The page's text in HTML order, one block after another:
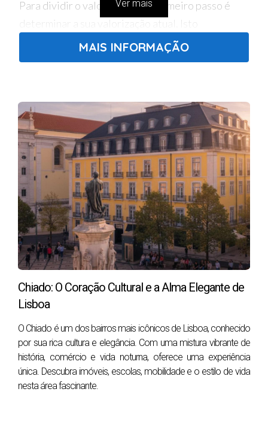
Para dividir o valor da casa, o primeiro passo é
determinar a sua valorização atual. Isto
geralmente é feito através de uma avaliação
imobiliária realizada por um profissional
bens aplicado ao casamento.
Quais Critérios São Considerados na Divisão
da Casa?
Vários critérios são considerados ao dividir a casa
durante o divórcio, incluindo:
Contribuições Financeiras: As
contribuições de cada cônjuge para a compra
e manutenção da casa são avaliadas. Isto
inclui pagamentos de hipoteca, renovação,
impostos e outras despesas relacionadas
com a casa.
envolvidos, a custódia pode influenciar a
decisão. O cônjuge que tiver a custódia
principal dos filhos pode ter preferência
para ficar com a casa para garantir a
estabilidade das crianças.
Ver mais
MAIS INFORMAÇÃO
Chiado: O Coração Cultural e a Alma Elegante de
Lisboa
O Chiado é um dos bairros mais icônicos de Lisboa, conhecido
por sua rica cultura e elegância. Com uma mistura vibrante de
história, comércio e vida noturna, oferece uma experiência
única. Descubra imóveis, escolas, mobilidade e o estilo de vida
nesta área fascinante.